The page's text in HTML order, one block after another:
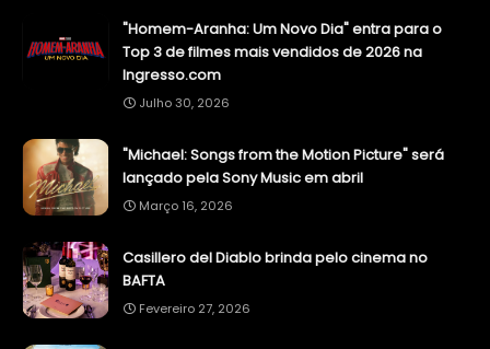
"Homem-Aranha: Um Novo Dia" entra para o
Top 3 de filmes mais vendidos de 2026 na
Ingresso.com
Julho 30, 2026
"Michael: Songs from the Motion Picture" será
lançado pela Sony Music em abril
Março 16, 2026
Casillero del Diablo brinda pelo cinema no
BAFTA
Fevereiro 27, 2026